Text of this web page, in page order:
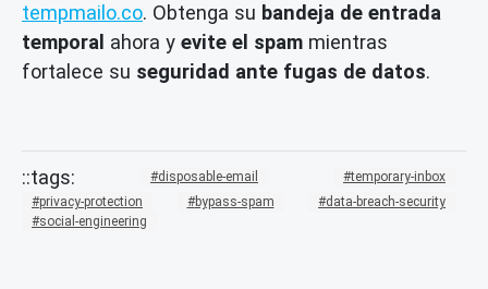
tempmailo.co. Obtenga su bandeja de entrada
temporal ahora y evite el spam mientras
fortalece su seguridad ante fugas de datos.
disposable-email
temporary-inbox
privacy-protection
bypass-spam
data-breach-security
social-engineering